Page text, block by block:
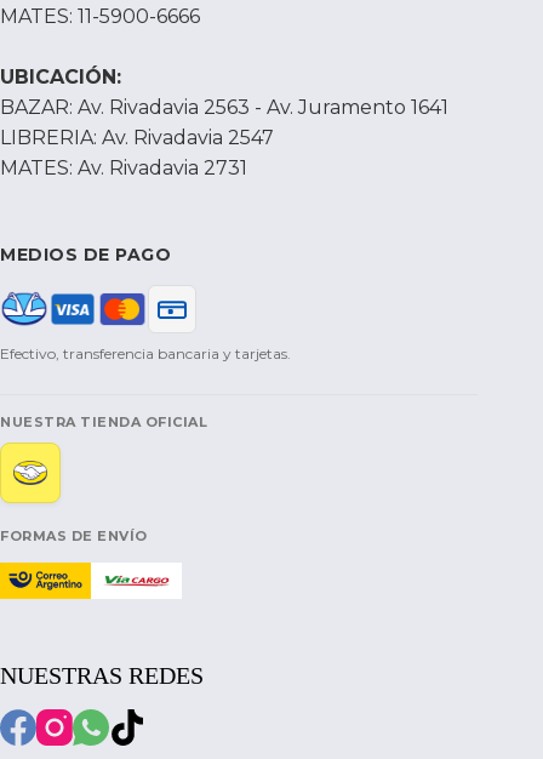
MATES: 11-5900-6666
UBICACIÓN:
BAZAR: Av. Rivadavia 2563 - Av. Juramento 1641
LIBRERIA: Av. Rivadavia 2547
MATES: Av. Rivadavia 2731
MEDIOS DE PAGO
Efectivo, transferencia bancaria y tarjetas.
NUESTRA TIENDA OFICIAL
FORMAS DE ENVÍO
NUESTRAS REDES